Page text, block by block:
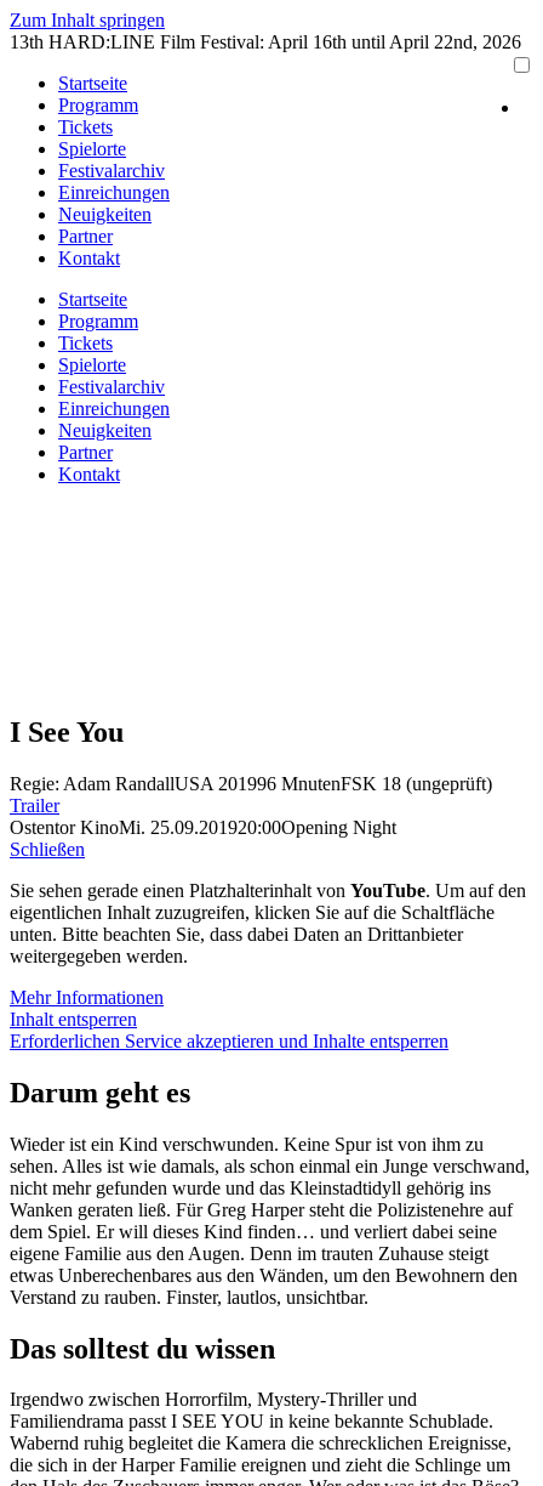
Zum Inhalt springen
13th HARD:LINE Film Festival: April 16th until April 22nd, 2026
Startseite
Programm
Tickets
Spielorte
Festivalarchiv
Einreichungen
Neuigkeiten
Partner
Kontakt
Startseite
Programm
Tickets
Spielorte
Festivalarchiv
Einreichungen
Neuigkeiten
Partner
Kontakt
I See You
Regie: Adam RandallUSA 201996 MnutenFSK 18 (ungeprüft)
Trailer
Ostentor KinoMi. 25.09.201920:00Opening Night
Schließen
Sie sehen gerade einen Platzhalterinhalt von YouTube. Um auf den
eigentlichen Inhalt zuzugreifen, klicken Sie auf die Schaltfläche
unten. Bitte beachten Sie, dass dabei Daten an Drittanbieter
weitergegeben werden.
Mehr Informationen
Inhalt entsperren
Erforderlichen Service akzeptieren und Inhalte entsperren
Darum geht es
Wieder ist ein Kind verschwunden. Keine Spur ist von ihm zu
sehen. Alles ist wie damals, als schon einmal ein Junge verschwand,
nicht mehr gefunden wurde und das Kleinstadtidyll gehörig ins
Wanken geraten ließ. Für Greg Harper steht die Polizistenehre auf
dem Spiel. Er will dieses Kind finden… und verliert dabei seine
eigene Familie aus den Augen. Denn im trauten Zuhause steigt
etwas Unberechenbares aus den Wänden, um den Bewohnern den
Verstand zu rauben. Finster, lautlos, unsichtbar.
Das solltest du wissen
Irgendwo zwischen Horrorfilm, Mystery-Thriller und
Familiendrama passt I SEE YOU in keine bekannte Schublade.
Wabernd ruhig begleitet die Kamera die schrecklichen Ereignisse,
die sich in der Harper Familie ereignen und zieht die Schlinge um